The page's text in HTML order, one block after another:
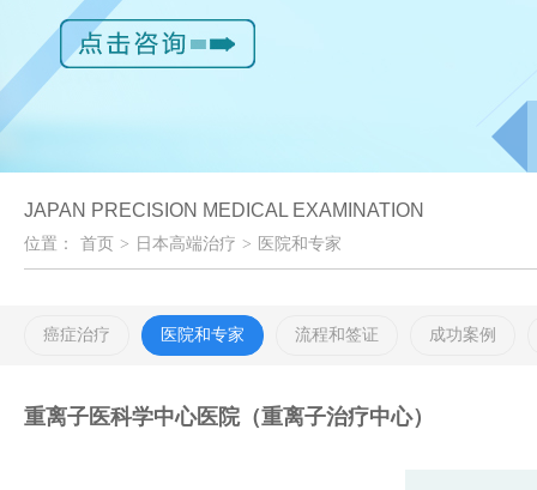
JAPAN PRECISION MEDICAL EXAMINATION
位置： 首页 > 日本高端治疗 > 医院和专家
癌症治疗 医院和专家 流程和签证 成功案例
重离子医科学中心医院（重离子治疗中心）